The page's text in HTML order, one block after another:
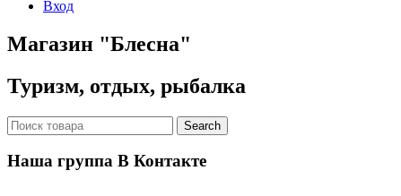
Вход
Магазин "Блесна"
Туризм, отдых, рыбалка
Наша группа В Контакте